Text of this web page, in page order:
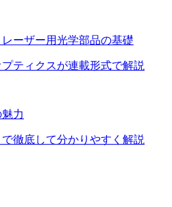
ーザー用光学部品の基礎
ティクスが連載形式で解説
力
徹底して分かりやすく解説